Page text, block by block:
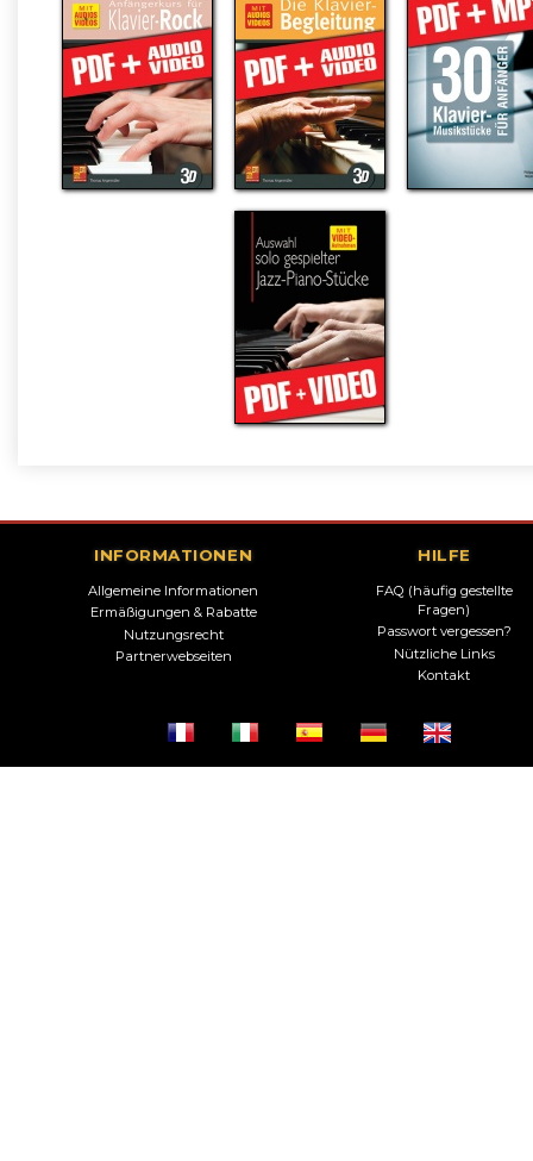
INFORMATIONEN
Allgemeine Informationen
Ermäßigungen & Rabatte
Nutzungsrecht
Partnerwebseiten
HILFE
FAQ (häufig gestellte
Fragen)
Passwort vergessen?
Nützliche Links
Kontakt